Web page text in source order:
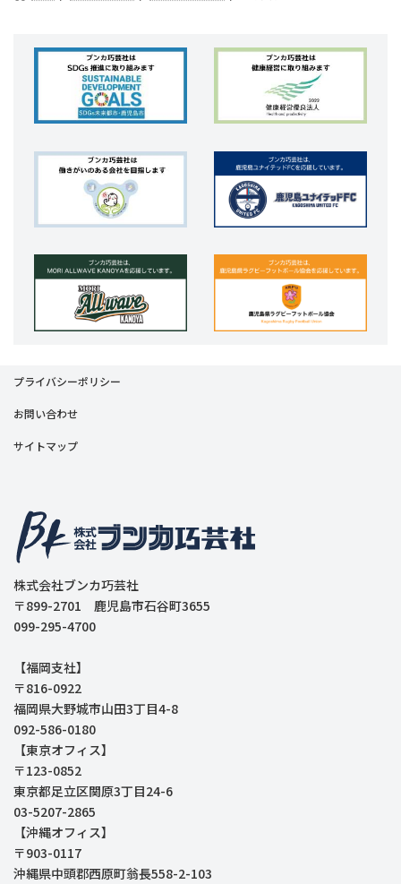
プライバシーポリシー
お問い合わせ
サイトマップ
株式会社ブンカ巧芸社
〒899-2701 鹿児島市石谷町3655
099-295-4700
【福岡支社】
〒816-0922
福岡県大野城市山田3丁目4-8
092-586-0180
【東京オフィス】
〒123-0852
東京都足立区関原3丁目24-6
03-5207-2865
【沖縄オフィス】
〒903-0117
沖縄県中頭郡西原町翁長558-2-103